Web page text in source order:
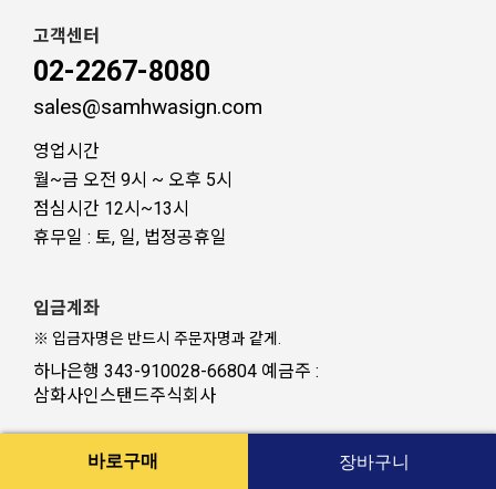
고객센터
02-2267-8080
sales@samhwasign.com
영업시간
월~금 오전 9시 ~ 오후 5시
점심시간 12시~13시
휴무일 : 토, 일, 법정공휴일
입금계좌
※ 입금자명은 반드시 주문자명과 같게.
하나은행 343-910028-66804 예금주 :
삼화사인스탠드주식회사
사업자등록증 사본